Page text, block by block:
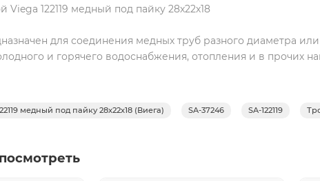
122119 медный под пайку 28х22х18
для соединения медных труб разного диаметра
и горячего водоснабжения, отопления и в прочих
медный под пайку 28х22х18 (Виега) SA-37246 SA-122119